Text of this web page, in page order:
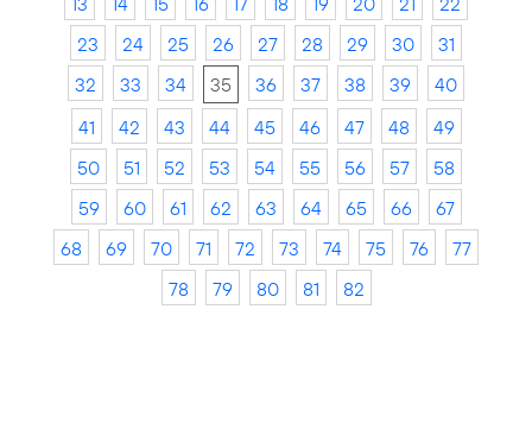
23
24 25 26 27 28 29 30
31
32
33 34 35 36 37 38 39
40
41
42 43 44 45 46 47 48
49
50
51 52 53 54 55 56 57
58
59
60 61 62 63 64 65 66
67
68
69 70 71 72 73 74 75 76
77
78
79 80 81 82